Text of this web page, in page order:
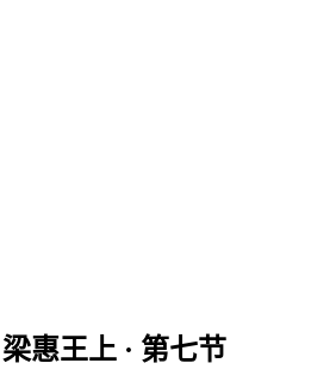
惠王上 · 第七节